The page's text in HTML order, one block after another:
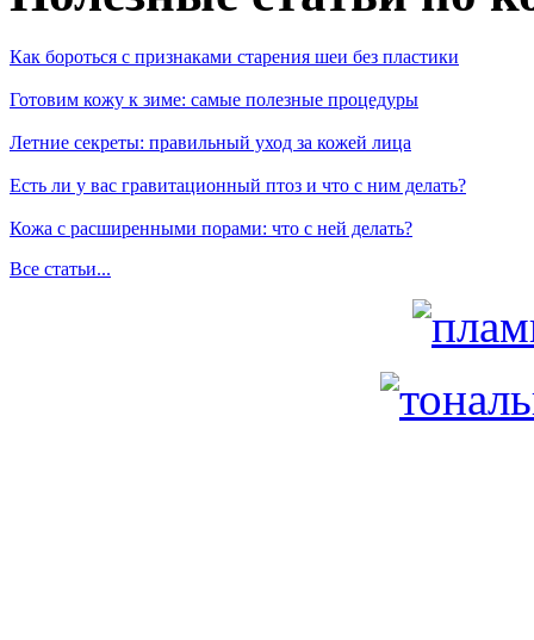
Как бороться с признаками старения шеи без пластики
Готовим кожу к зиме: самые полезные процедуры
Летние секреты: правильный уход за кожей лица
Есть ли у вас гравитационный птоз и что с ним делать?
Кожа с расширенными порами: что с ней делать?
Все статьи...